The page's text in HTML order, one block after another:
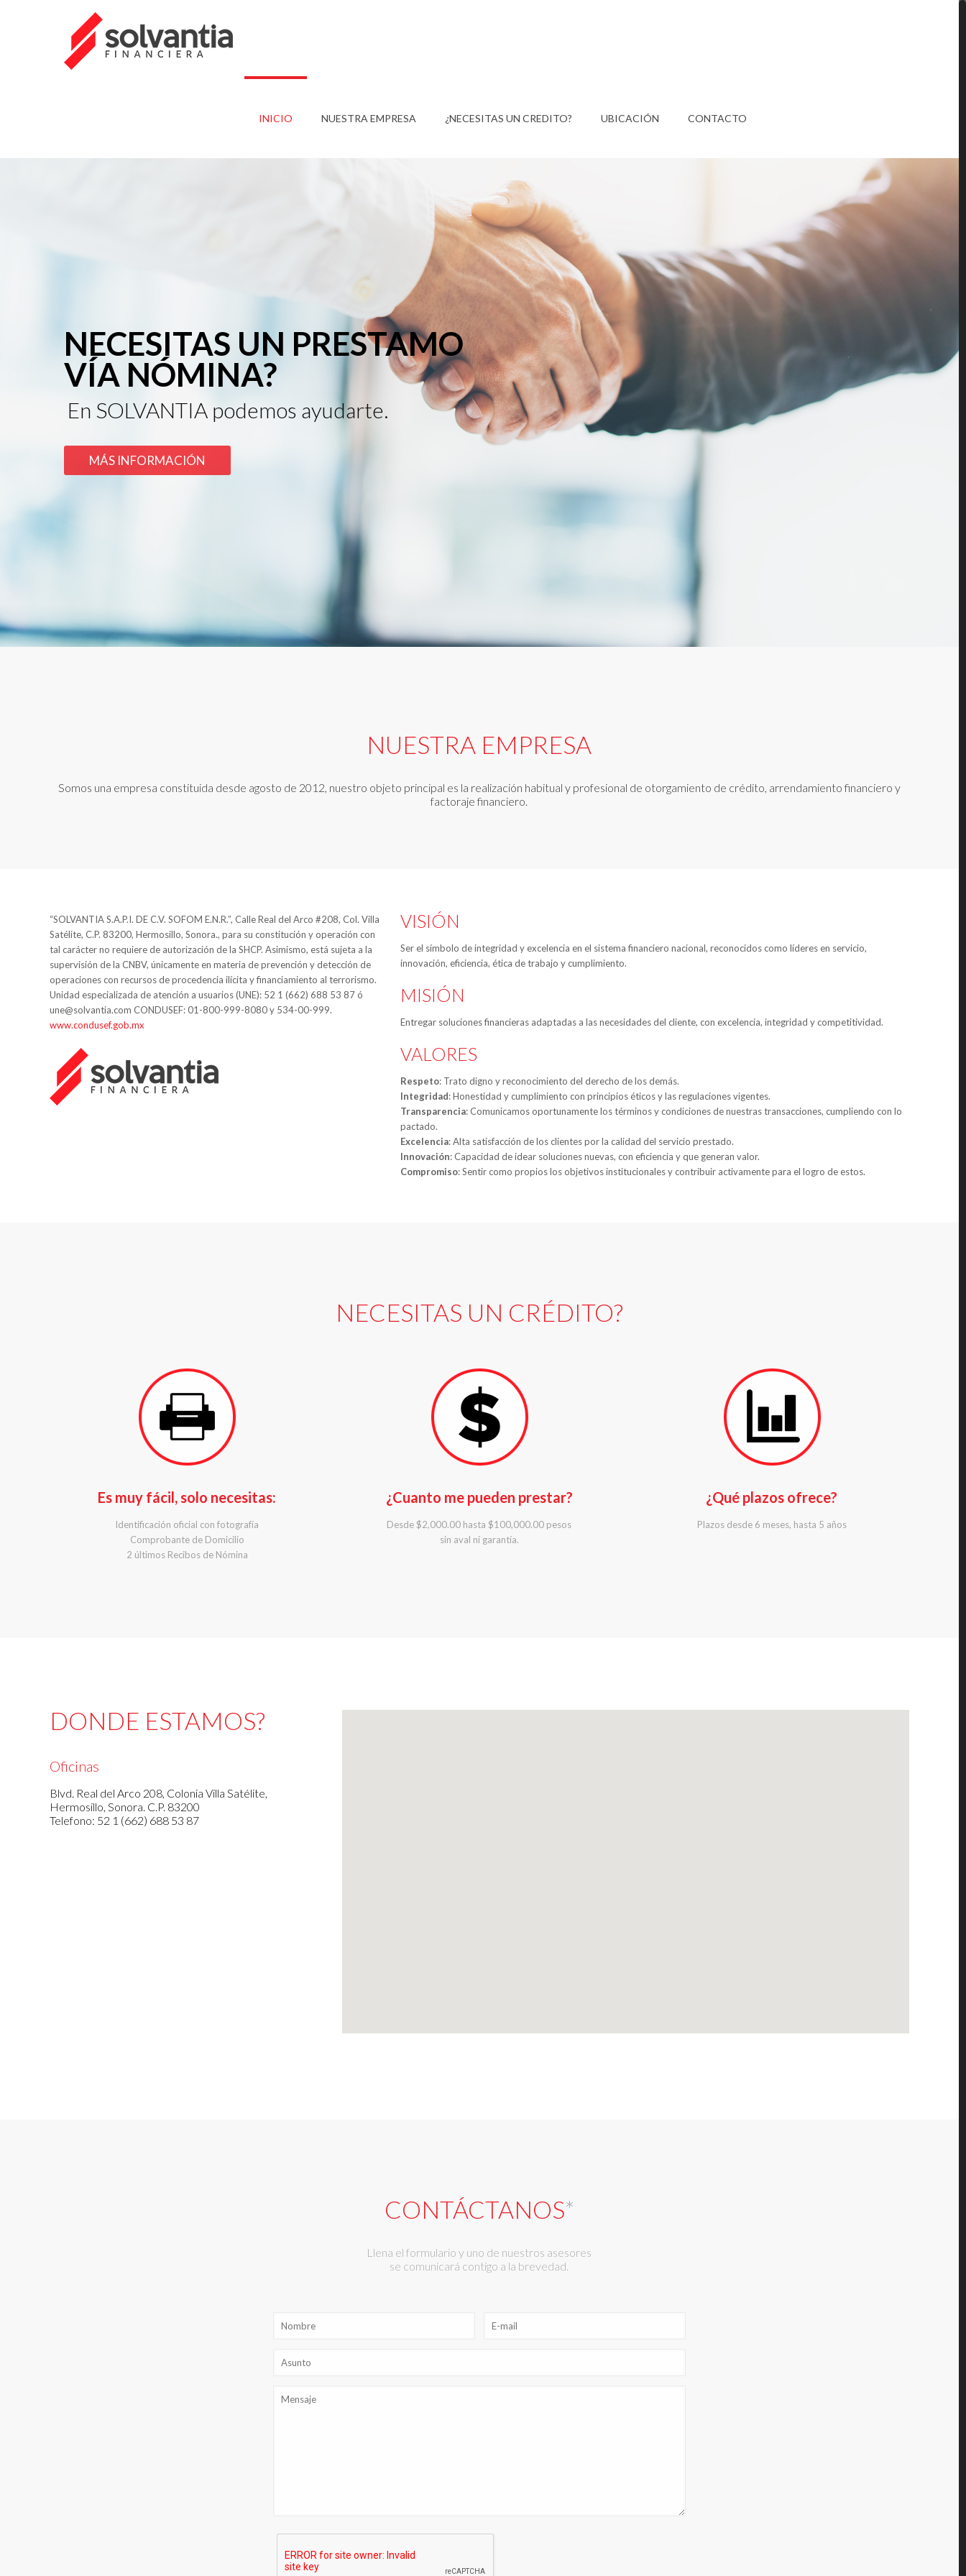
INICIO NUESTRA EMPRESA ¿NECESITAS UN CREDITO? UBICACIÓN CONTACTO
NECESITAS UN PRESTAMO
VÍA NÓMINA?
En SOLVANTIA podemos ayudarte.
MÁS INFORMACIÓN
NUESTRA EMPRESA
Somos una empresa constituida desde agosto de 2012, nuestro objeto principal es la realización habitual y profesional de otorgamiento de crédito, arrendamiento financiero y
factoraje financiero.
“SOLVANTIA S.A.P.I. DE C.V. SOFOM E.N.R.”, Calle Real del Arco #208, Col. Villa
Satélite, C.P. 83200, Hermosillo, Sonora., para su constitución y operación con
tal carácter no requiere de autorización de la SHCP. Asimismo, está sujeta a la
supervisión de la CNBV, únicamente en materia de prevención y detección de
operaciones con recursos de procedencia ilícita y financiamiento al terrorismo.
Unidad especializada de atención a usuarios (UNE): 52 1 (662) 688 53 87 ó
une@solvantia.com CONDUSEF: 01-800-999-8080 y 534-00-999.
www.condusef.gob.mx
VISIÓN
Ser el símbolo de integridad y excelencia en el sistema financiero nacional, reconocidos como líderes en servicio,
innovación, eficiencia, ética de trabajo y cumplimiento.
MISIÓN
Entregar soluciones financieras adaptadas a las necesidades del cliente, con excelencia, integridad y competitividad.
VALORES
Respeto: Trato digno y reconocimiento del derecho de los demás.
Integridad: Honestidad y cumplimiento con principios éticos y las regulaciones vigentes.
Transparencia: Comunicamos oportunamente los términos y condiciones de nuestras transacciones, cumpliendo con lo
pactado.
Excelencia: Alta satisfacción de los clientes por la calidad del servicio prestado.
Innovación: Capacidad de idear soluciones nuevas, con eficiencia y que generan valor.
Compromiso: Sentir como propios los objetivos institucionales y contribuir activamente para el logro de estos.
NECESITAS UN CRÉDITO?
Es muy fácil, solo necesitas:
Identificación oficial con fotografía
Comprobante de Domicilio
2 últimos Recibos de Nómina
¿Cuanto me pueden prestar?
Desde $2,000.00 hasta $100,000.00 pesos
sin aval ni garantía.
¿Qué plazos ofrece?
Plazos desde 6 meses, hasta 5 años
DONDE ESTAMOS?
Oficinas
Blvd. Real del Arco 208, Colonia Villa Satélite,
Hermosillo, Sonora. C.P. 83200
Telefono: 52 1 (662) 688 53 87
CONTÁCTANOS*
Llena el formulario y uno de nuestros asesores
se comunicará contigo a la brevedad.